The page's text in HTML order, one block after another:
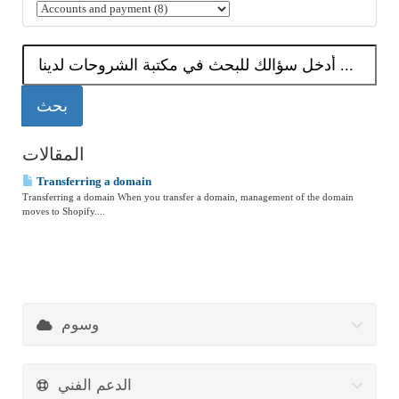
المقالات
Transferring a domain
Transferring a domain When you transfer a domain, management of the domain
moves to Shopify....
وسوم
الدعم الفني